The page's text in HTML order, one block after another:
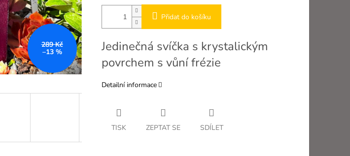
289 Kč
–13 %
Přidat do košíku
Jedinečná svíčka s krystalickým
povrchem s vůní frézie
Detailní informace
TISK ZEPTAT SE SDÍLET